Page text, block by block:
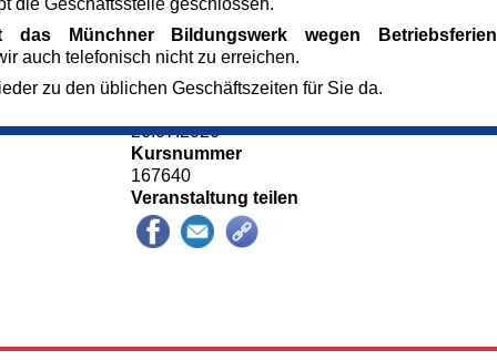
Referent_in
Cornelia Eichacker
Künstlerin
26.07.2026
Kursnummer
167640
Veranstaltung teilen
Münchner Bildungswerk wegen Betriebsferien
auch telefonisch nicht zu erreichen.
zu den üblichen Geschäftszeiten für Sie da.